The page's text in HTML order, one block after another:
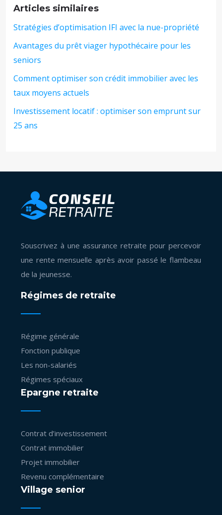
Articles similaires
Stratégies d’optimisation IFI avec la nue-propriété
Avantages du prêt viager hypothécaire pour les
seniors
Comment optimiser son crédit immobilier avec les
taux moyens actuels
Investissement locatif : optimiser son emprunt sur
25 ans
Souscrivez à une assurance retraite pour percevoir
une rente mensuelle après avoir passé le flambeau
de la jeunesse.
Régimes de retraite
Régime générale
Fonction publique
Les non-salariés
Régimes spéciaux
Epargne retraite
Contrat d’investissement
Contrat immobilier
Projet immobilier
Revenu complémentaire
Village senior